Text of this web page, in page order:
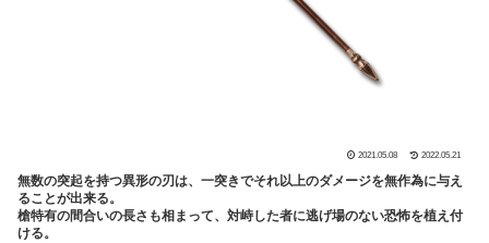
2021.05.08 2022.05.21
無数の突起を持つ異形の刃は、一突きでそれ以上のダメージを無作為に与え
ることが出来る。
槍特有の間合いの長さも相まって、対峙した者に逃げ場のない恐怖を植え付
ける。